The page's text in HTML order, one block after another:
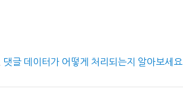
댓글 데이터가 어떻게 처리되는지 알아보세요.